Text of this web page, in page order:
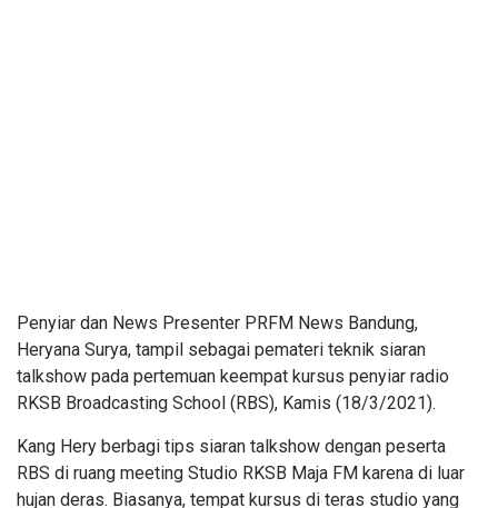
Penyiar dan News Presenter PRFM News Bandung,
Heryana Surya, tampil sebagai pemateri teknik siaran
talkshow pada pertemuan keempat kursus penyiar radio
RKSB Broadcasting School (RBS), Kamis (18/3/2021).
Kang Hery berbagi tips siaran talkshow dengan peserta
RBS di ruang meeting Studio RKSB Maja FM karena di luar
hujan deras. Biasanya, tempat kursus di teras studio yang